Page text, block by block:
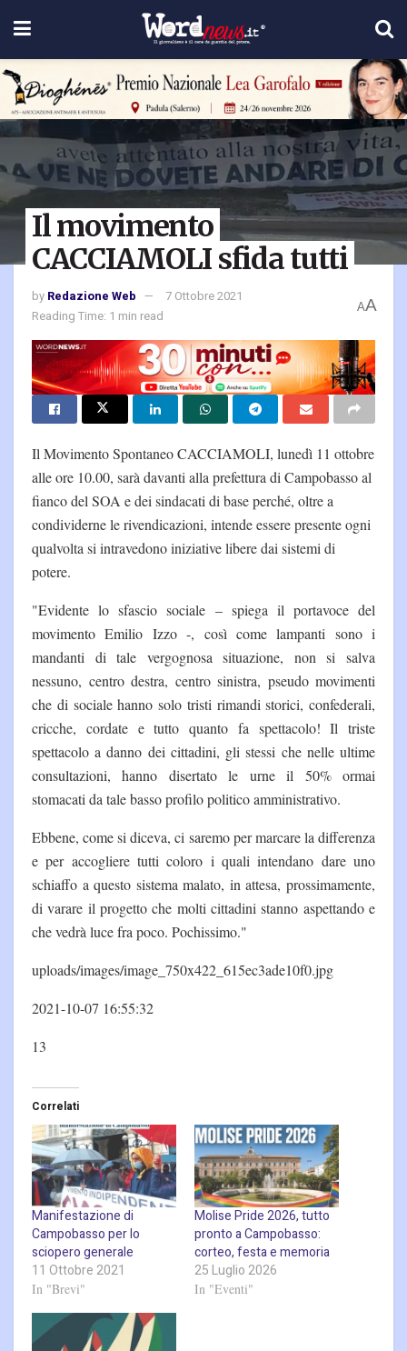
Il movimento
CACCIAMOLI sfida tutti
by Redazione Web
7 Ottobre 2021
Reading Time: 1 min read
AA
Il Movimento Spontaneo CACCIAMOLI, lunedì 11 ottobre
alle ore 10.00, sarà davanti alla prefettura di Campobasso al
fianco del SOA e dei sindacati di base perché, oltre a
condividerne le rivendicazioni, intende essere presente ogni
qualvolta si intravedono iniziative libere dai sistemi di
potere.
"Evidente lo sfascio sociale – spiega il portavoce del
movimento Emilio Izzo -, così come lampanti sono i
mandanti di tale vergognosa situazione, non si salva
nessuno, centro destra, centro sinistra, pseudo movimenti
che di sociale hanno solo tristi rimandi storici, confederali,
cricche, cordate e tutto quanto fa spettacolo! Il triste
spettacolo a danno dei cittadini, gli stessi che nelle ultime
consultazioni, hanno disertato le urne il 50% ormai
stomacati da tale basso profilo politico amministrativo.
Ebbene, come si diceva, ci saremo per marcare la differenza
e per accogliere tutti coloro i quali intendano dare uno
schiaffo a questo sistema malato, in attesa, prossimamente,
di varare il progetto che molti cittadini stanno aspettando e
che vedrà luce fra poco. Pochissimo."
uploads/images/image_750x422_615ec3ade10f0.jpg
2021-10-07 16:55:32
13
Correlati
Manifestazione di
Campobasso per lo
sciopero generale
11 Ottobre 2021
In "Brevi"
Molise Pride 2026, tutto
pronto a Campobasso:
corteo, festa e memoria
25 Luglio 2026
In "Eventi"